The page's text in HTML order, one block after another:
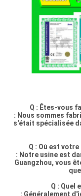
Q : Êtes-vous
: Nous sommes
s'était spécialisée
Q : Où est
: Notre usine est
Guangzhou, vous
Q : Quel
: Généralement